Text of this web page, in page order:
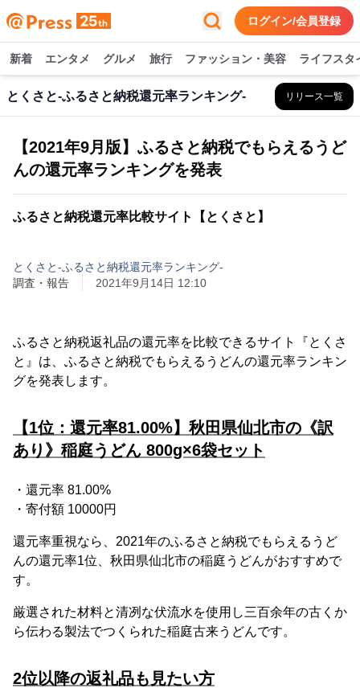
ログイン/会員登録
新着 エンタメ グルメ 旅行 ファッション・美容 ライフスタ
とくさと-ふるさと納税還元率ランキング- リリース一覧
【2021年9月版】ふるさと納税でもらえるうど
んの還元率ランキングを発表
ふるさと納税還元率比較サイト【とくさと】
とくさと-ふるさと納税還元率ランキング-
調査・報告
2021年9月14日 12:10
ふるさと納税返礼品の還元率を比較できるサイト『とくさ
と』は、ふるさと納税でもらえるうどんの還元率ランキン
グを発表します。
【1位：還元率81.00%】秋田県仙北市の《訳
あり》稲庭うどん 800g×6袋セット
・還元率 81.00%
・寄付額 10000円
還元率重視なら、2021年のふるさと納税でもらえるうど
んの還元率1位、秋田県仙北市の稲庭うどんがおすすめで
す。
厳選された材料と清冽な伏流水を使用し三百余年の古くか
ら伝わる製法でつくられた稲庭古来うどんです。
2位以降の返礼品も見たい方